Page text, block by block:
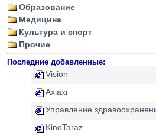
Образование
Медицина
Культура и спорт
Прочие
Последние добавленные:
Vision
Axiaxi
Управление
KinoTaraz